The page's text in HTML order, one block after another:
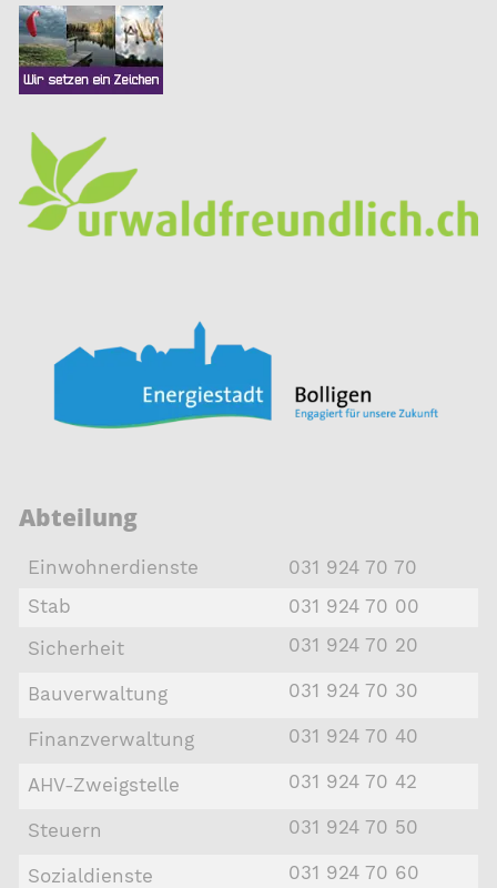
Abteilung
Einwohnerdienste
031 924 70 70
Stab
031 924 70 00
Sicherheit
031 924 70 20
Bauverwaltung 031 924 70 30
Finanzverwaltung 031 924 70 40
AHV-Zweigstelle 031 924 70 42
Steuern 031 924 70 50
Sozialdienste 031 924 70 60